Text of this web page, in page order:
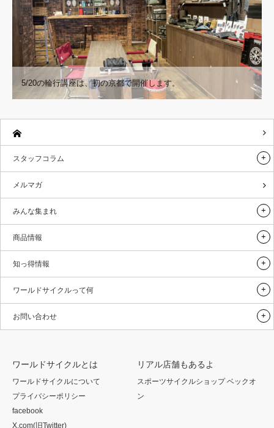
5/20の輪行講座は、初の京都で開催します。
スタッフコラム
メルマガ
みんな集まれ
商品情報
知っ得情報
ワールドサイクルって何
お問い合わせ
ワールドサイクルとは
ワールドサイクルについて
プライバシーポリシー
facebook
X.com(旧Twitter)
リアル店舗もあるよ
スポーツサイクルショップ ベックオ
ン